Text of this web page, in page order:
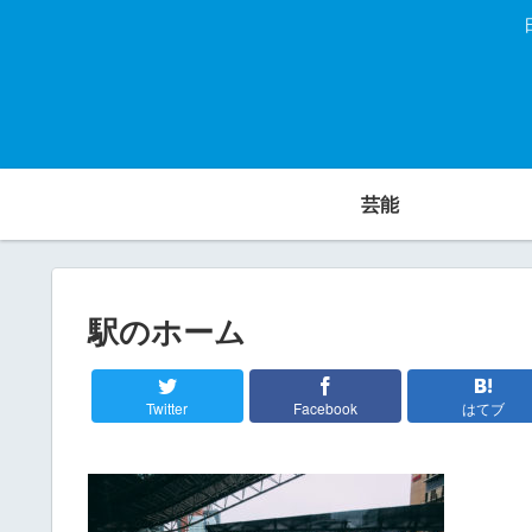
芸能
駅のホーム
Twitter Facebook はてブ